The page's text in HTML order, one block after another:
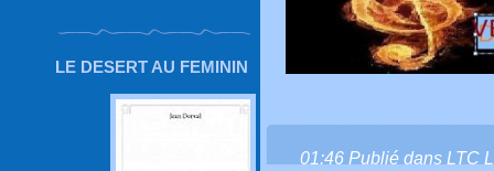
LE DESERT AU FEMININ
01:46 Publié dans LTC